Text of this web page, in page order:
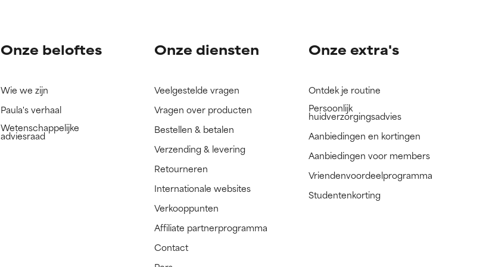
Onze beloftes
Wie we zijn
Paula's verhaal
Wetenschappelijke
adviesraad
Onze diensten
Veelgestelde vragen
Vragen over producten
Bestellen & betalen
Verzending & levering
Retourneren
Internationale websites
Verkooppunten
Affiliate partnerprogramma
Contact
Onze extra's
Ontdek je routine
Persoonlijk
huidverzorgingsadvies
Aanbiedingen en kortingen
Aanbiedingen voor members
Vriendenvoordeelprogramma
Studentenkorting